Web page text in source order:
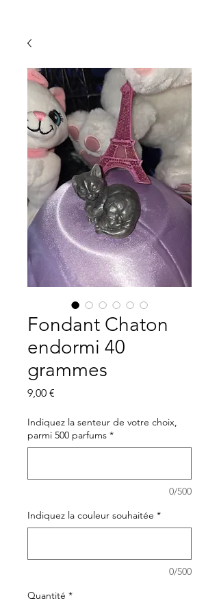
Fondant Chaton
endormi 40
grammes
9,00 €
Indiquez la senteur de votre choix,
parmi 500 parfums *
0/500
Indiquez la couleur souhaitée *
0/500
Quantité *